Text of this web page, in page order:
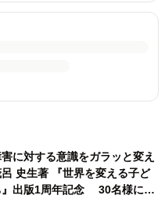
に対する意識をガラッと変え
史生著 『世界を変える子ど
』出版1周年記念 30名様に書